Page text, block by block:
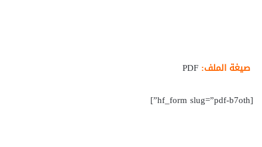
صيغة الملف:
[hf_form slug=”pdf-b7oth”]